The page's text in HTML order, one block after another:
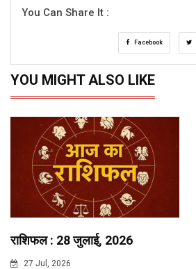
You Can Share It :
Facebook
YOU MIGHT ALSO LIKE
राशिफल : 28 जुलाई, 2026
27 Jul, 2026